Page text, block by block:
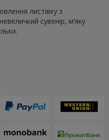
листівку з
сувенір, м’яку